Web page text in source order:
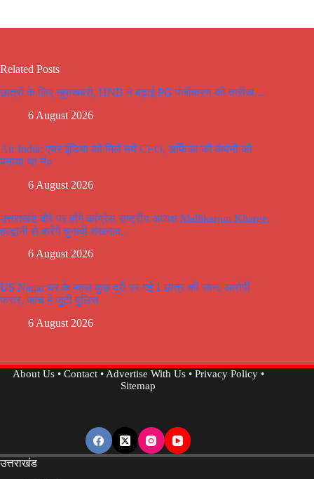
Related Posts
छात्रों के लिए खुशखबरी, HNB ने बढ़ाई PG पंजीकरण की तारीख…
6 August 2026
Air India: एयर इंडिया को मिले नये CEO, अर्फिका की कंपंनी को
बनाया था नं०
6 August 2026
उत्तराखंड दौरे पर होंगे कांग्रेस राष्ट्रीय अध्यक्ष Mallikarjun Kharge,
हल्द्वानी से करेंगे चुनावी शंखनाद..
6 August 2026
US Nagar:घर के महज कुछ दूरी पर गई 1 छात्र की जान, आरोपी
फरार, जांच में जुटी पुलिस
6 August 2026
About Us• Contact•Advertise With Us• Privacy Policy•
Sitemap
उत्तराखंड